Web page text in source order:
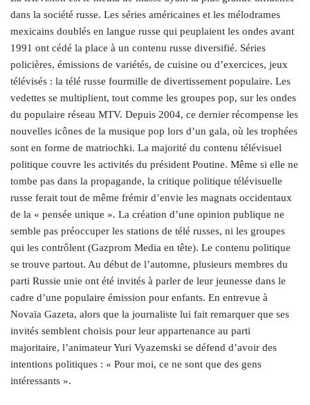
dans la société russe. Les séries américaines et les mélodrames
mexicains doublés en langue russe qui peuplaient les ondes avant
1991 ont cédé la place à un contenu russe diversifié. Séries
policières, émissions de variétés, de cuisine ou d’exercices, jeux
télévisés : la télé russe fourmille de divertissement populaire. Les
vedettes se multiplient, tout comme les groupes pop, sur les ondes
du populaire réseau MTV. Depuis 2004, ce dernier récompense les
nouvelles icônes de la musique pop lors d’un gala, où les trophées
sont en forme de matriochki. La majorité du contenu télévisuel
politique couvre les activités du président Poutine. Même si elle ne
tombe pas dans la propagande, la critique politique télévisuelle
russe ferait tout de même frémir d’envie les magnats occidentaux
de la « pensée unique ». La création d’une opinion publique ne
semble pas préoccuper les stations de télé russes, ni les groupes
qui les contrôlent (Gazprom Media en tête). Le contenu politique
se trouve partout. Au début de l’automne, plusieurs membres du
parti Russie unie ont été invités à parler de leur jeunesse dans le
cadre d’une populaire émission pour enfants. En entrevue à
Novaïa Gazeta, alors que la journaliste lui fait remarquer que ses
invités semblent choisis pour leur appartenance au parti
majoritaire, l’animateur Yuri Vyazemski se défend d’avoir des
intentions politiques : « Pour moi, ce ne sont que des gens
intéressants ».